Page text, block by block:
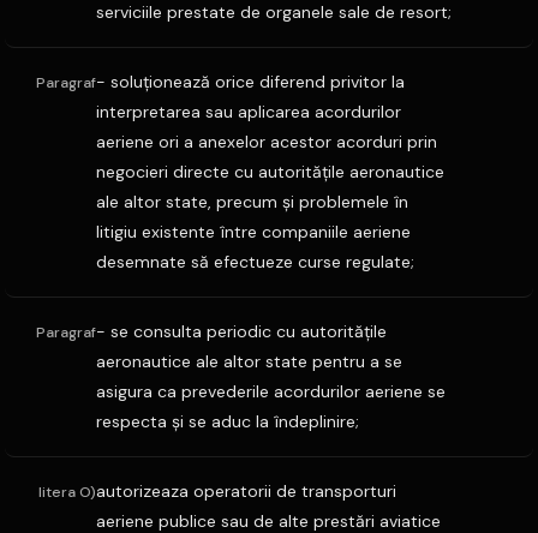
serviciile prestate de organele sale de resort;
Paragraf- soluţionează orice diferend privitor la
interpretarea sau aplicarea acordurilor
aeriene ori a anexelor acestor acorduri prin
negocieri directe cu autorităţile aeronautice
ale altor state, precum şi problemele în
litigiu existente între companiile aeriene
desemnate să efectueze curse regulate;
Paragraf- se consulta periodic cu autorităţile
aeronautice ale altor state pentru a se
asigura ca prevederile acordurilor aeriene se
respecta şi se aduc la îndeplinire;
litera O)autorizeaza operatorii de transporturi
aeriene publice sau de alte prestări aviatice